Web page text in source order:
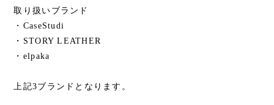
取り扱いブランド
・CaseStudi
・STORY LEATHER
・elpaka
上記3ブランドとなります。